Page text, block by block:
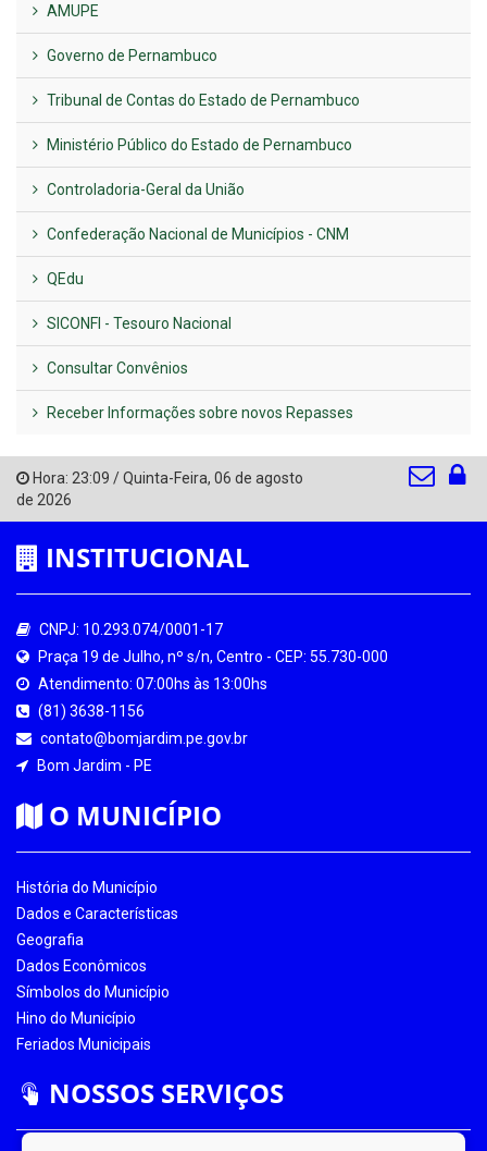
AMUPE
Governo de Pernambuco
Tribunal de Contas do Estado de Pernambuco
Ministério Público do Estado de Pernambuco
Controladoria-Geral da União
Confederação Nacional de Municípios - CNM
QEdu
SICONFI - Tesouro Nacional
Consultar Convênios
Receber Informações sobre novos Repasses
Hora: 23:09 /Quinta-Feira, 06 de agosto
de 2026
INSTITUCIONAL
CNPJ: 10.293.074/0001-17
Praça 19 de Julho, nº s/n, Centro - CEP: 55.730-000
Atendimento: 07:00hs às 13:00hs
(81) 3638-1156
contato@bomjardim.pe.gov.br
Bom Jardim - PE
O MUNICÍPIO
História do Município
Dados e Características
Geografia
Dados Econômicos
Símbolos do Município
Hino do Município
Feriados Municipais
NOSSOS SERVIÇOS